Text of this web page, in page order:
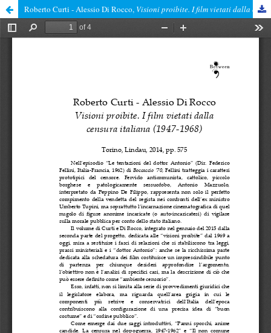
Roberto Curti ‑ Alessio Di Rocco, Visioni proibite. I film vietati dalla censura italiana (1947-1968)